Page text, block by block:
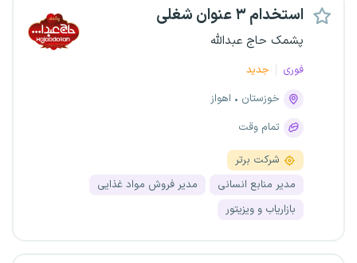
استخدام ۳ عنوان شغلی
پشمک حاج عبدالله
فوری
جدید
خوزستان
اهواز
تمام وقت
شرکت برتر
مدیر منابع انسانی
مدیر فروش مواد غذایی
بازاریاب و ویزیتور